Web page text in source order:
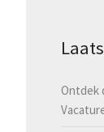
Ontdek